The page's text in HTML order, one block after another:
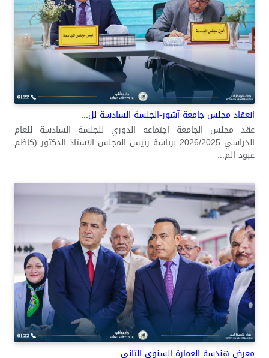
انعقاد مجلس جامعة آشور-الجلسة السادسة لل...
عقد مجلس الجامعة اجتماعه الدوري للجلسة السادسة للعام
الدراسي 2026/2025 برئاسة رئيس المجلس الاستاذ الدكتور (كاظم
عبود الم...
معرض هندسة العمارة السنوي الثاني